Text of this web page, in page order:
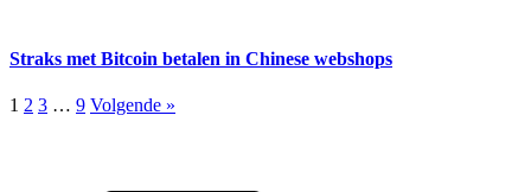
Straks met Bitcoin betalen in Chinese webshops
1 2 3 … 9 Volgende »